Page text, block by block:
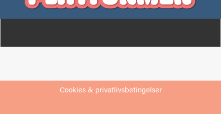
Cookies & privatlivsbetingelser